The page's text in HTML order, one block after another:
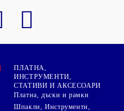
ПЛАТНА,
ИНСТРУМЕНТИ,
СТАТИВИ И АКСЕСОАРИ
Платна, дъски и рамки
Шпакли, Инструменти,